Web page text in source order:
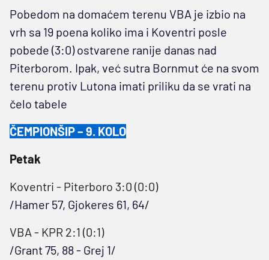
Pobedom na domaćem terenu VBA je izbio na
vrh sa 19 poena koliko ima i Koventri posle
pobede (3:0) ostvarene ranije danas nad
Piterborom. Ipak, već sutra Bornmut će na svom
terenu protiv Lutona imati priliku da se vrati na
čelo tabele
ČEMPIONŠIP – 9. KOLO
Petak
Koventri - Piterboro 3:0 (0:0)
/Hamer 57, Gjokeres 61, 64/
VBA - KPR 2:1 (0:1)
/Grant 75, 88 - Grej 1/